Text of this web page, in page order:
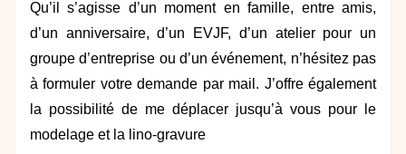
Qu’il s’agisse d’un moment en famille, entre amis,
d’un anniversaire, d’un EVJF, d’un atelier pour un
groupe d’entreprise ou d’un événement, n’hésitez pas
à formuler votre demande par mail. J’offre également
la possibilité de me déplacer jusqu’à vous pour le
modelage et la lino-gravure